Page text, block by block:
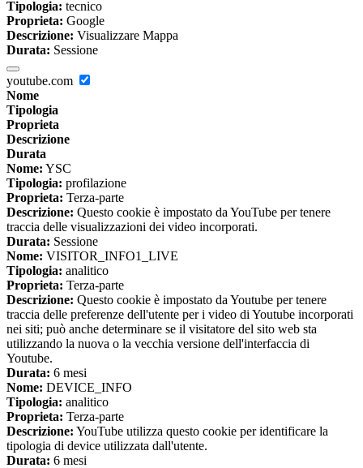
Tipologia: tecnico
Proprieta: Google
Descrizione: Visualizzare Mappa
Durata: Sessione
youtube.com
Nome
Tipologia
Proprieta
Descrizione
Durata
Nome: YSC
Tipologia: profilazione
Proprieta: Terza-parte
Descrizione: Questo cookie è impostato da YouTube per tenere
traccia delle visualizzazioni dei video incorporati.
Durata: Sessione
Nome: VISITOR_INFO1_LIVE
Tipologia: analitico
Proprieta: Terza-parte
Descrizione: Questo cookie è impostato da Youtube per tenere
traccia delle preferenze dell'utente per i video di Youtube incorporati
nei siti; può anche determinare se il visitatore del sito web sta
utilizzando la nuova o la vecchia versione dell'interfaccia di
Youtube.
Durata: 6 mesi
Nome: DEVICE_INFO
Tipologia: analitico
Proprieta: Terza-parte
Descrizione: YouTube utilizza questo cookie per identificare la
tipologia di device utilizzata dall'utente.
Durata: 6 mesi